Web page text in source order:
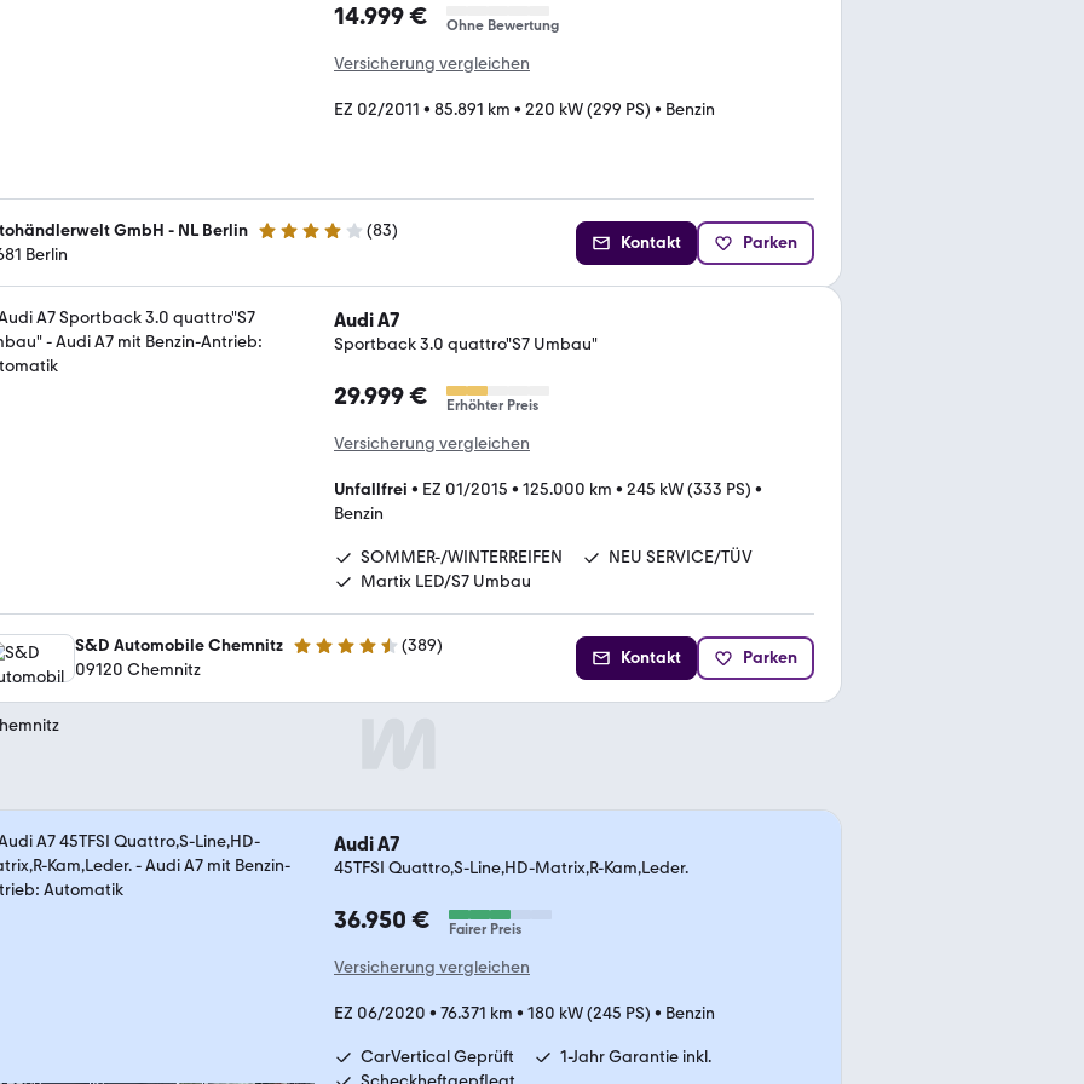
14.999 € Ohne Bewertung
Versicherung vergleichen
EZ 02/2011 • 85.891 km • 220 kW (299 PS) • Benzin
GmbH - NL Berlin 3.9 Sterne (83)
Berlin
Kontakt Parken
Audi A7
Sportback 3.0 quattro"S7 Umbau"
29.999 € Erhöhter Preis
Versicherung vergleichen
Unfallfrei • EZ 01/2015 • 125.000 km • 245 kW (333 PS) •
Benzin
SOMMER-/WINTERREIFEN
NEU SERVICE/TÜV
Martix LED/S7 Umbau
S&D Automobile Chemnitz 4.7 Sterne (389)
09120 Chemnitz
Kontakt Parken
Audi A7
45TFSI Quattro,S-Line,HD-Matrix,R-Kam,Leder.
36.950 € Fairer Preis
Versicherung vergleichen
EZ 06/2020 • 76.371 km • 180 kW (245 PS) • Benzin
CarVertical Geprüft
1-Jahr Garantie inkl.